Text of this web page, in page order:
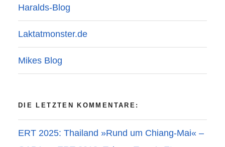
Haralds-Blog
Laktatmonster.de
Mikes Blog
DIE LETZTEN KOMMENTARE:
ERT 2025: Thailand »Rund um Chiang-Mai« –